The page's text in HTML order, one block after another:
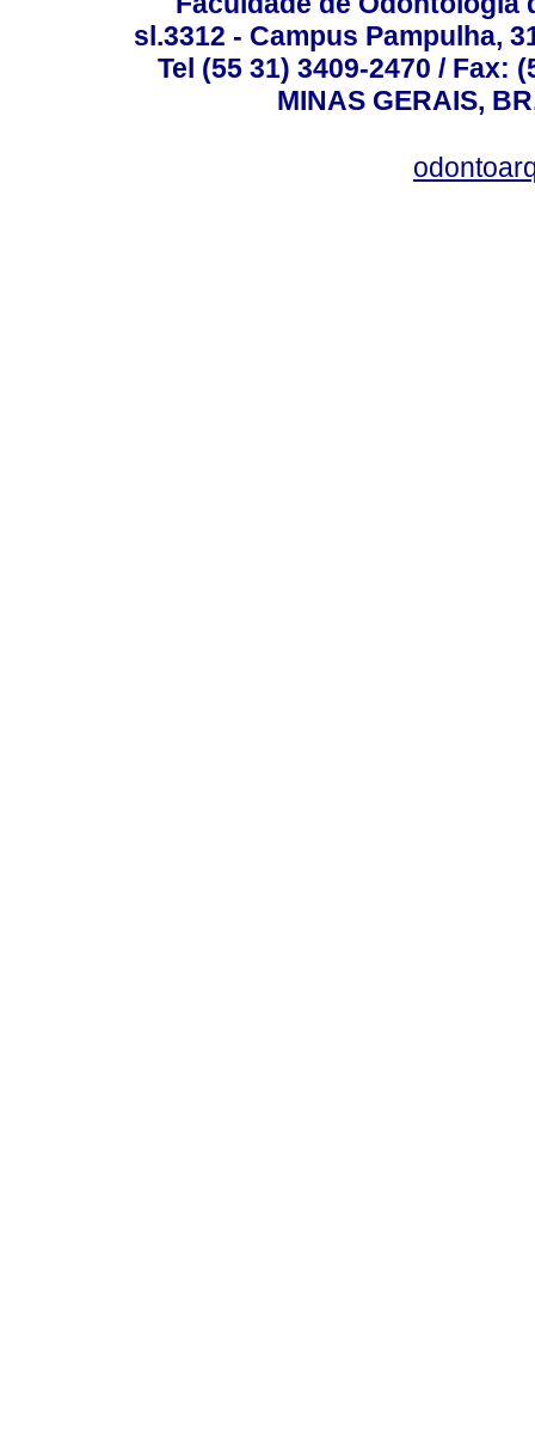
sl.3312 - Campus Pampulha,
Tel (55 31) 3409-2470 / Fax:
MINAS GERAIS,